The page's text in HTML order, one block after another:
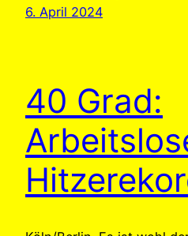
6. April 2024
40 Grad: